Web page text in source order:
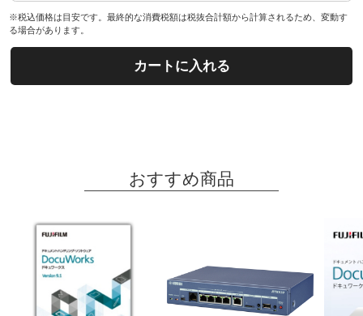
※税込価格は目安です。最終的な消費税額は税抜合計額から計算されるため、変動す
る場合があります。
カートに入れる
おすすめ商品